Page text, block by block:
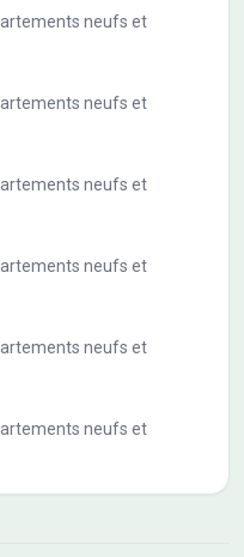
neufs et
neufs et
neufs et
neufs et
neufs et
neufs et